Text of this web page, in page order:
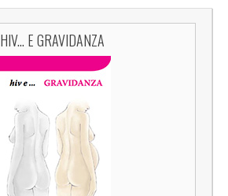
HIV... E GRAVIDANZA